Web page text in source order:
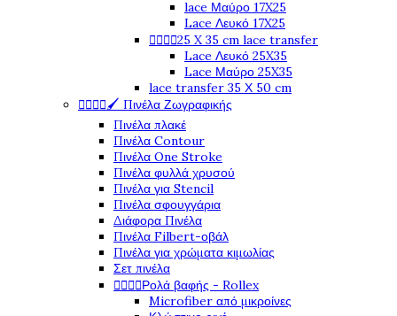
lace Μαύρο 17X25
Lace Λευκό 17X25
25 X 35 cm lace transfer
Lace Λευκό 25X35
Lace Μαύρο 25X35
lace transfer 35 Χ 50 cm
🖌️ Πινέλα Ζωγραφικής
Πινέλα πλακέ
Πινέλα Contour
Πινέλα One Stroke
Πινέλα φυλλά χρυσού
Πινέλα για Stencil
Πινέλα σφουγγάρια
Διάφορα Πινέλα
Πινέλα Filbert-οβάλ
Πινέλα για χρώματα κιμωλίας
Σετ πινέλα
Ρολά βαφής - Rollex
Microfiber από μικροίνες